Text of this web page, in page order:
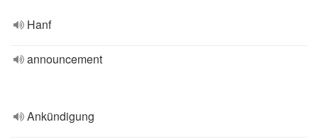
Hanf
announcement
Ankündigung